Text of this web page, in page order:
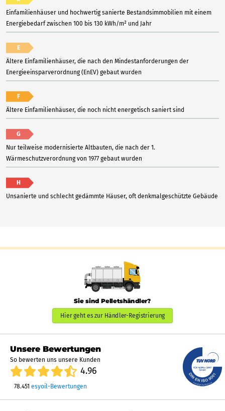
Einfamilienhäuser und hochwertig sanierte Bestandsimmobilien mit einem
Energiebedarf zwischen 100 bis 130 kWh/m² und Jahr
E
Ältere Einfamilienhäuser, die nach den Mindestanforderungen der
Energieeinsparverordnung (EnEV) gebaut wurden
F
Ältere Einfamilienhäuser, die noch nicht energetisch saniert sind
G
Nur teilweise modernisierte Altbauten, die nach der 1.
Wärmeschutzverordnung von 1977 gebaut wurden
H
Unsanierte und schlecht gedämmte Häuser, oft denkmalgeschützte Gebäude
Sie sind Pelletshändler?
Hier geht es zur Händler-Registrierung
Unsere Bewertungen
So bewerten uns unsere Kunden
4.96
78.451 esyoil-Bewertungen